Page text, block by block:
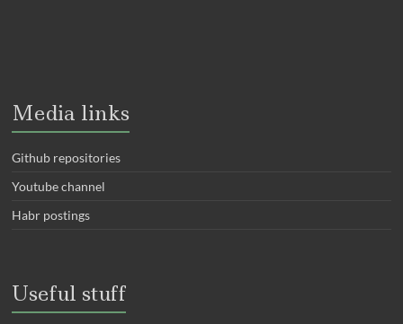
Media links
Github repositories
Youtube channel
Habr postings
Useful stuff